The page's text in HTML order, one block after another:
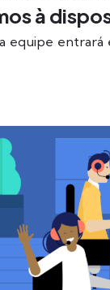
à
equipe